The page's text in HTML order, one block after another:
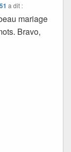
a dit :
mariage
Bravo,